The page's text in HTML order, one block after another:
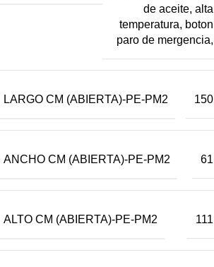
de aceite, alta
temperatura, boton
paro de mergencia,
LARGO CM (ABIERTA)-PE-PM2 150
ANCHO CM (ABIERTA)-PE-PM2 61
ALTO CM (ABIERTA)-PE-PM2 111